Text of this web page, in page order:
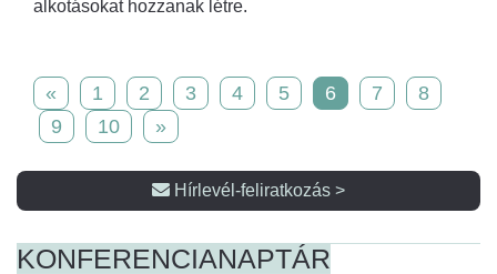
alkotásokat hozzanak létre.
« 1 2 3 4 5 6 7
8
9
10 »
Hírlevél-feliratkozás >
KONFERENCIANAPTÁR